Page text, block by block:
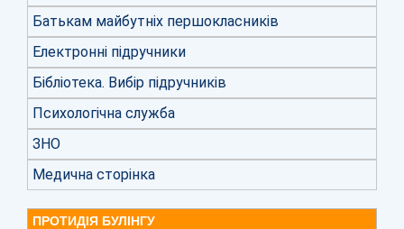
Батькам майбутніх першокласників
Електронні підручники
Бібліотека. Вибір підручників
Психологічна служба
ЗНО
Медична сторінка
ПРОТИДІЯ БУЛІНГУ